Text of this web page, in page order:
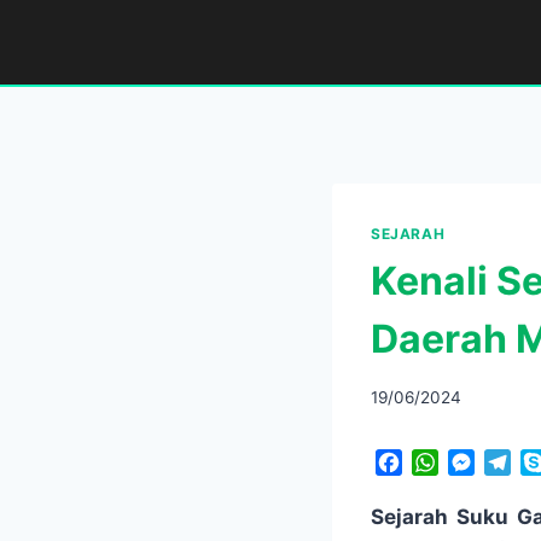
content
SEJARAH
Kenali
Daerah
19/06/2024
c
W
a
M
s
Sejarah Suku